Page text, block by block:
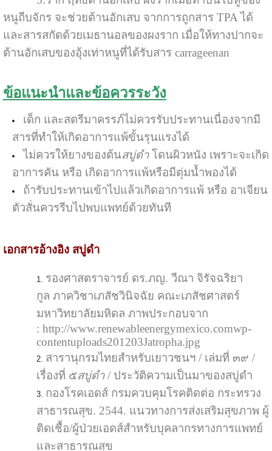
หนูถีบจักร จะช่วยต้านอักเสบ จากการถูกสาร TPA ได้
และสารสกัดด้วยเมธานอลของผงราก เมื่อให้ทางปากจะ
ต้านอักเสบของอุ้งเท่าหนูที่ได้รับสาร carrageenan
ข้อแนะนำและข้อควรระวัง
เด็ก และสตรีมาครรภ์ไม่ควรรับประทานเนื่องจากมี
สารที่ทำให้เกิดอาการแพ้ขั้นรุนแรงได้
ไม่ควรให้ยางของต้นสบู่ดำ โดนผิวหนัง เพราะจะเกิด
อาการคัน หรือ เกิดอาการแพ้หรือมีตุ่มน้ำพองได้
ถ้ารับประทานเข้าไปแล้วเกิดอาการแพ้ หรือ อาเจียน
ตัวสั่นควรรีบไปพบแพทย์ด้วยทันที
เอกสารอ้างอิง สบู่ดำ
รองศาสตราจารย์ ดร.ภญ. วีณา จิรัจฉริยา
กูล ภาควิชาเภสัชวินิจฉัย คณะเภสัชศาสตร์
มหาวิทยาลัยมหิดล ภาพประกอบจาก
: http://www.renewableenergymexico.comwp-
contentuploads201203Jatropha.jpg
สารานุกรมไทยสำหรับเยาวชนฯ / เล่มที่ ๓๙ /
เรื่องที่ ๕สบู่ดำ/ ประวัติความเป็นมาของสบู่ดำ
กองโรคเอดส์ กรมควบคุมโรคติดต่อ กระทรวง
สาธารณสุข. 2544. แนวทางการส่งเสริมสุขภาพ ผู้
ติดเชื้อ/ผู้ป่วยเอดส์สำหรับบุคลากรทางการแพทย์
และสาธารณสุข